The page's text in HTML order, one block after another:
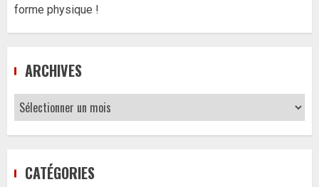
forme physique !
ARCHIVES
Archives
CATÉGORIES